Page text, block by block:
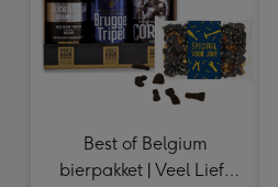
Best of Belgium
bierpakket | Veel Liefs